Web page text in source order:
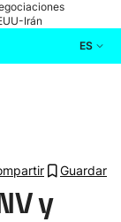
Irán
ES
Guardar
y